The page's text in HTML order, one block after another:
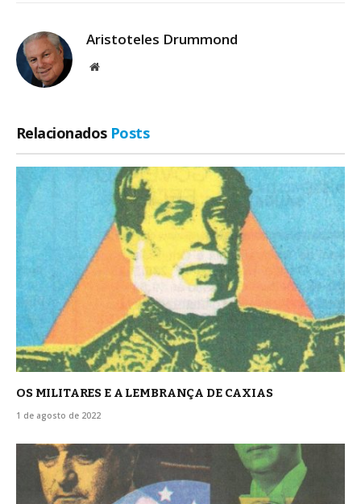
Aristoteles Drummond
Site
Relacionados Posts
OS MILITARES E A LEMBRANÇA DE CAXIAS
1 de agosto de 2022